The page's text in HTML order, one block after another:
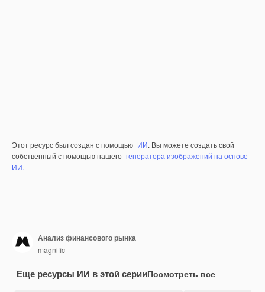
Этот ресурс был создан с помощью ИИ. Вы можете создать свой
собственный с помощью нашего генератора изображений на основе
ИИ.
Анализ финансового рынка
magnific
Еще ресурсы ИИ в этой серииПосмотреть все